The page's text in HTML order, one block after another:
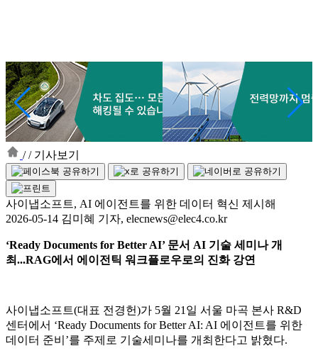
// 기사보기
사이냅소프트, AI 에이전트를 위한 데이터 혁신 제시해
2026-05-14 김미혜 기자, elecnews@elec4.co.kr
‘Ready Documents for Better AI’ 문서 AI 기술 세미나 개
최...RAG에서 에이전틱 워크플로우로의 진화 강연
사이냅소프트(대표 전경헌)가 5월 21일 서울 마곡 본사 R&D
센터에서 ‘Ready Documents for Better AI: AI 에이전트를 위한
데이터 준비’를 주제로 기술세미나를 개최한다고 밝혔다.